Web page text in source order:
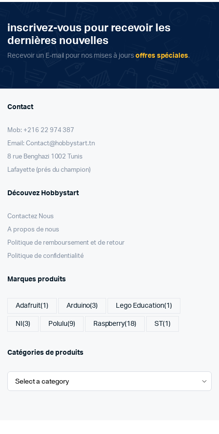
inscrivez-vous pour recevoir les
dernières nouvelles
Recevoir un E-mail pour nos mises à jours offres spéciales.
Contact
Mob: +216 22 974 387
Email: Contact@hobbystart.tn
8 rue Benghazi 1002 Tunis
Lafayette (prés du champion)
Découvez Hobbystart
Contactez Nous
A propos de nous
Politique de remboursement et de retour
Politique de confidentialité
Marques produits
Adafruit(1) Arduino(3) Lego Education(1)
NI (3) Polulu(9) Raspberry(18) ST(1)
Catégories de produits